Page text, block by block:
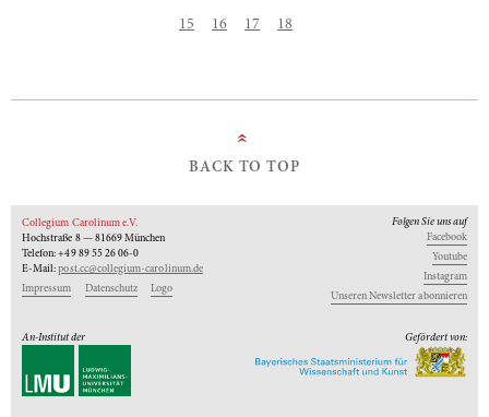
15 16 17 18
»
BACK TO TOP
Collegium Carolinum e.V.
Hochstraße 8 — 81669 München
Telefon: +49 89 55 26 06-0
E-Mail:post.cc@collegium-carolinum.de
Impressum
Datenschutz Logo
Folgen Sie uns auf
Facebook
Youtube
Instagram
Unseren Newsletter abonnieren
An-Institut der Gefördert von: